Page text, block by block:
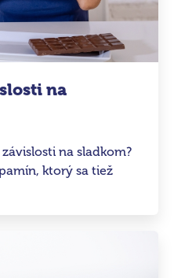
na
na sladkom?
ktorý sa tiež